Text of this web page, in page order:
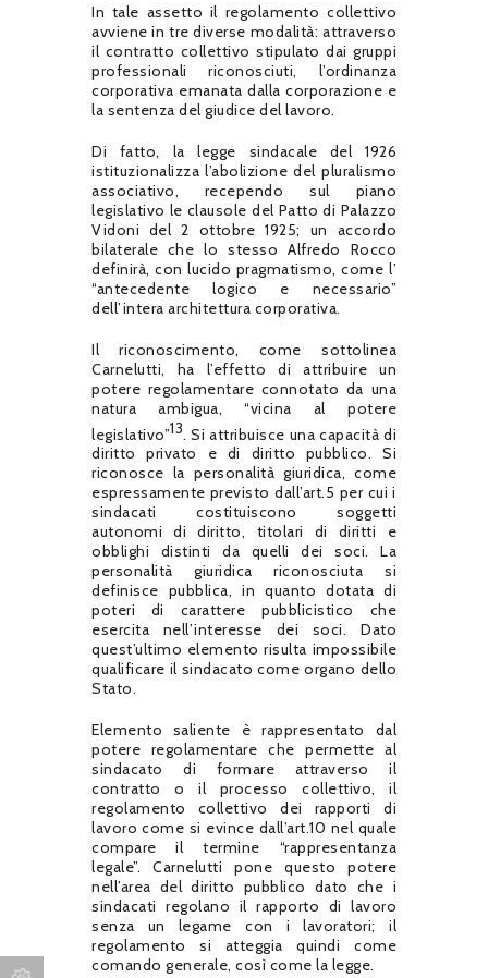
In tale assetto il regolamento collettivo
avviene in tre diverse modalità: attraverso
il contratto collettivo stipulato dai gruppi
professionali riconosciuti, l’ordinanza
corporativa emanata dalla corporazione e
la sentenza del giudice del lavoro.
Di fatto, la legge sindacale del 1926
istituzionalizza l’abolizione del pluralismo
associativo, recependo sul piano
legislativo le clausole del Patto di Palazzo
Vidoni del 2 ottobre 1925; un accordo
bilaterale che lo stesso Alfredo Rocco
definirà, con lucido pragmatismo, come l’
“antecedente logico e necessario”
dell’intera architettura corporativa.
Il riconoscimento, come sottolinea
Carnelutti, ha l’effetto di attribuire un
potere regolamentare connotato da una
natura ambigua, “vicina al potere
legislativo”13. Si attribuisce una capacità di
diritto privato e di diritto pubblico. Si
riconosce la personalità giuridica, come
espressamente previsto dall’art.5 per cui i
sindacati costituiscono soggetti
autonomi di diritto, titolari di diritti e
obblighi distinti da quelli dei soci. La
personalità giuridica riconosciuta si
definisce pubblica, in quanto dotata di
poteri di carattere pubblicistico che
esercita nell’interesse dei soci. Dato
quest’ultimo elemento risulta impossibile
qualificare il sindacato come organo dello
Stato.
Elemento saliente è rappresentato dal
potere regolamentare che permette al
sindacato di formare attraverso il
contratto o il processo collettivo, il
regolamento collettivo dei rapporti di
lavoro come si evince dall’art.10 nel quale
compare il termine “rappresentanza
legale”. Carnelutti pone questo potere
nell’area del diritto pubblico dato che i
sindacati regolano il rapporto di lavoro
senza un legame con i lavoratori; il
regolamento si atteggia quindi come
comando generale, così come la legge.